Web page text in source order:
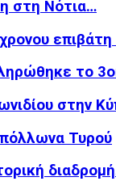
στη Νότια…
το
στην
Τυρού